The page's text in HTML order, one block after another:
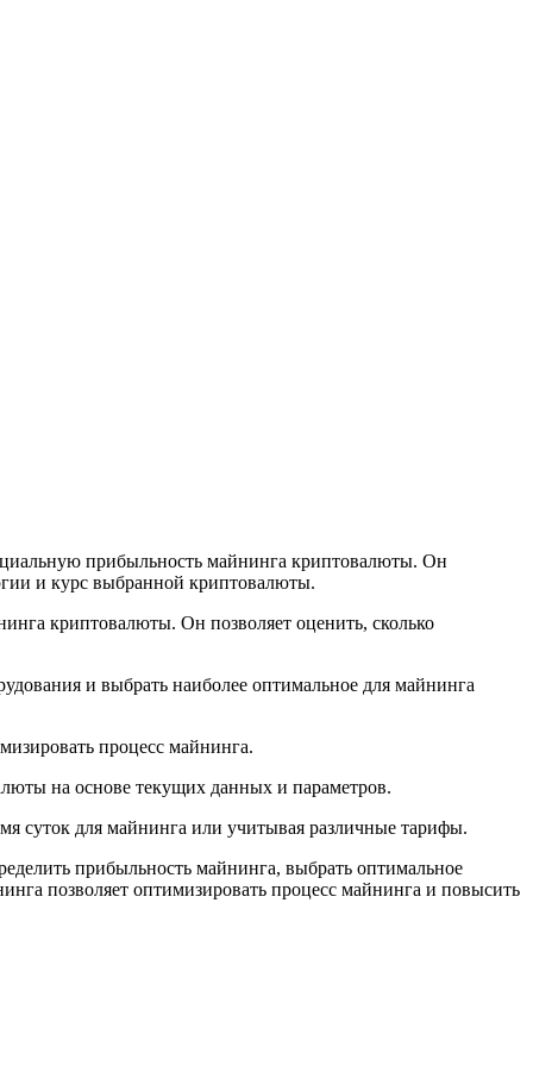
прибыльность майнинга криптовалюты. Он
и курс выбранной криптовалюты.
криптовалюты. Он позволяет оценить, сколько
и выбрать наиболее оптимальное для майнинга
процесс майнинга.
на основе текущих данных и параметров.
суток для майнинга или учитывая различные тарифы.
прибыльность майнинга, выбрать оптимальное
позволяет оптимизировать процесс майнинга и повысить